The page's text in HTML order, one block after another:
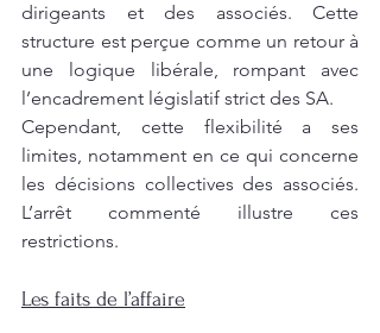
dirigeants et des associés. Cette
structure est perçue comme un retour à
une logique libérale, rompant avec
l’encadrement législatif strict des SA.
Cependant, cette flexibilité a ses
limites, notamment en ce qui concerne
les décisions collectives des associés.
L’arrêt commenté illustre ces
restrictions.
Les faits de l’affaire